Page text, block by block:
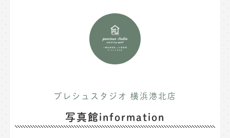
プレシュスタジオ 横浜港北店
写真館information